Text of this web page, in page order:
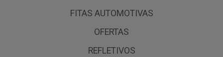
FITAS AUTOMOTIVAS
OFERTAS
REFLETIVOS